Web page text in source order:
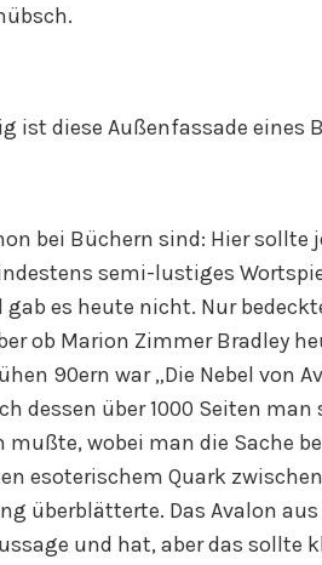
ist diese Außenfassade eines
bei Büchern sind: Hier
semi-lustiges
gab es heute nicht. Nur
ob Marion Zimmer Bradley
90ern war „Die Nebel von
dessen über 1000 Seiten
wobei man die Sache
esoterischem Quark
überblätterte. Das Avalon
und hat, aber das sollte